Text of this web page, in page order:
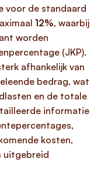
voor de standaard
12%, waarbij
worden
(JKP).
afhankelijk van
bedrag, wat
en de totale
informatie
kosten,
uitgebreid